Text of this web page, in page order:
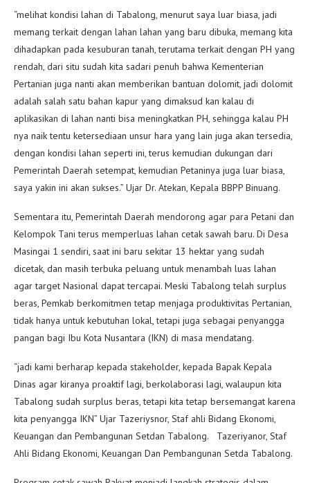
“melihat kondisi lahan di Tabalong, menurut saya luar biasa, jadi
memang terkait dengan lahan lahan yang baru dibuka, memang kita
dihadapkan pada kesuburan tanah, terutama terkait dengan PH yang
rendah, dari situ sudah kita sadari penuh bahwa Kementerian
Pertanian juga nanti akan memberikan bantuan dolomit, jadi dolomit
adalah salah satu bahan kapur yang dimaksud kan kalau di
aplikasikan di lahan nanti bisa meningkatkan PH, sehingga kalau PH
nya naik tentu ketersediaan unsur hara yang lain juga akan tersedia,
dengan kondisi lahan seperti ini, terus kemudian dukungan dari
Pemerintah Daerah setempat, kemudian Petaninya juga luar biasa,
saya yakin ini akan sukses.” Ujar Dr. Atekan, Kepala BBPP Binuang.
Sementara itu, Pemerintah Daerah mendorong agar para Petani dan
Kelompok Tani terus memperluas lahan cetak sawah baru. Di Desa
Masingai 1 sendiri, saat ini baru sekitar 13 hektar yang sudah
dicetak, dan masih terbuka peluang untuk menambah luas lahan
agar target Nasional dapat tercapai. Meski Tabalong telah surplus
beras, Pemkab berkomitmen tetap menjaga produktivitas Pertanian,
tidak hanya untuk kebutuhan lokal, tetapi juga sebagai penyangga
pangan bagi Ibu Kota Nusantara (IKN) di masa mendatang.
“jadi kami berharap kepada stakeholder, kepada Bapak Kepala
Dinas agar kiranya proaktif lagi, berkolaborasi lagi, walaupun kita
Tabalong sudah surplus beras, tetapi kita tetap bersemangat karena
kita penyangga IKN” Ujar Tazeriysnor, Staf ahli Bidang Ekonomi,
Keuangan dan Pembangunan Setdan Tabalong. Tazeriyanor, Staf
Ahli Bidang Ekonomi, Keuangan Dan Pembangunan Setda Tabalong.